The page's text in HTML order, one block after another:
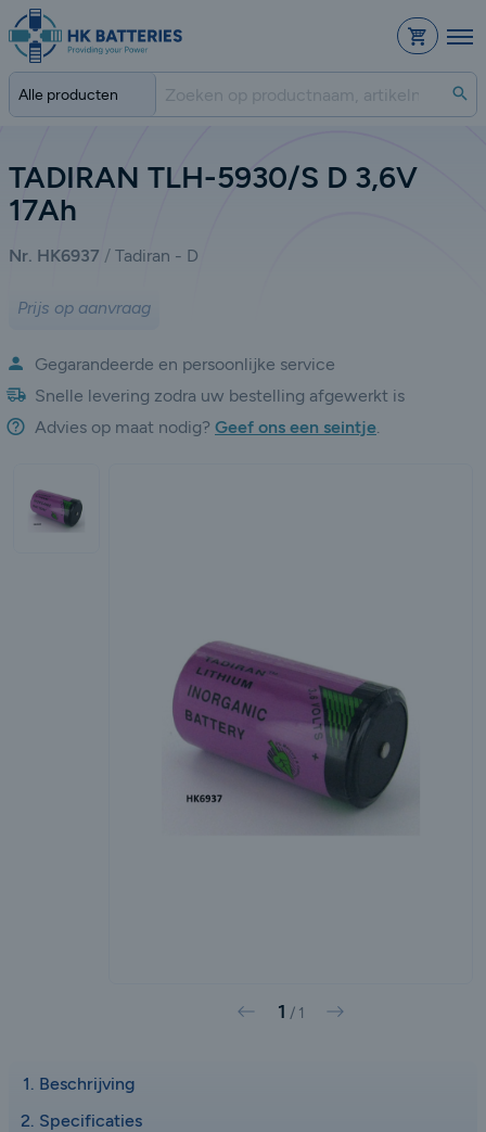
TADIRAN TLH-5930/S D 3,6V
17Ah
Nr. HK6937 Tadiran - D
Prijs op aanvraag
Gegarandeerde en persoonlijke service
Snelle levering zodra uw bestelling afgewerkt is
Advies op maat nodig? Geef ons een seintje.
Vorige
1 / 1 Volgende
Beschrijving
Specificaties